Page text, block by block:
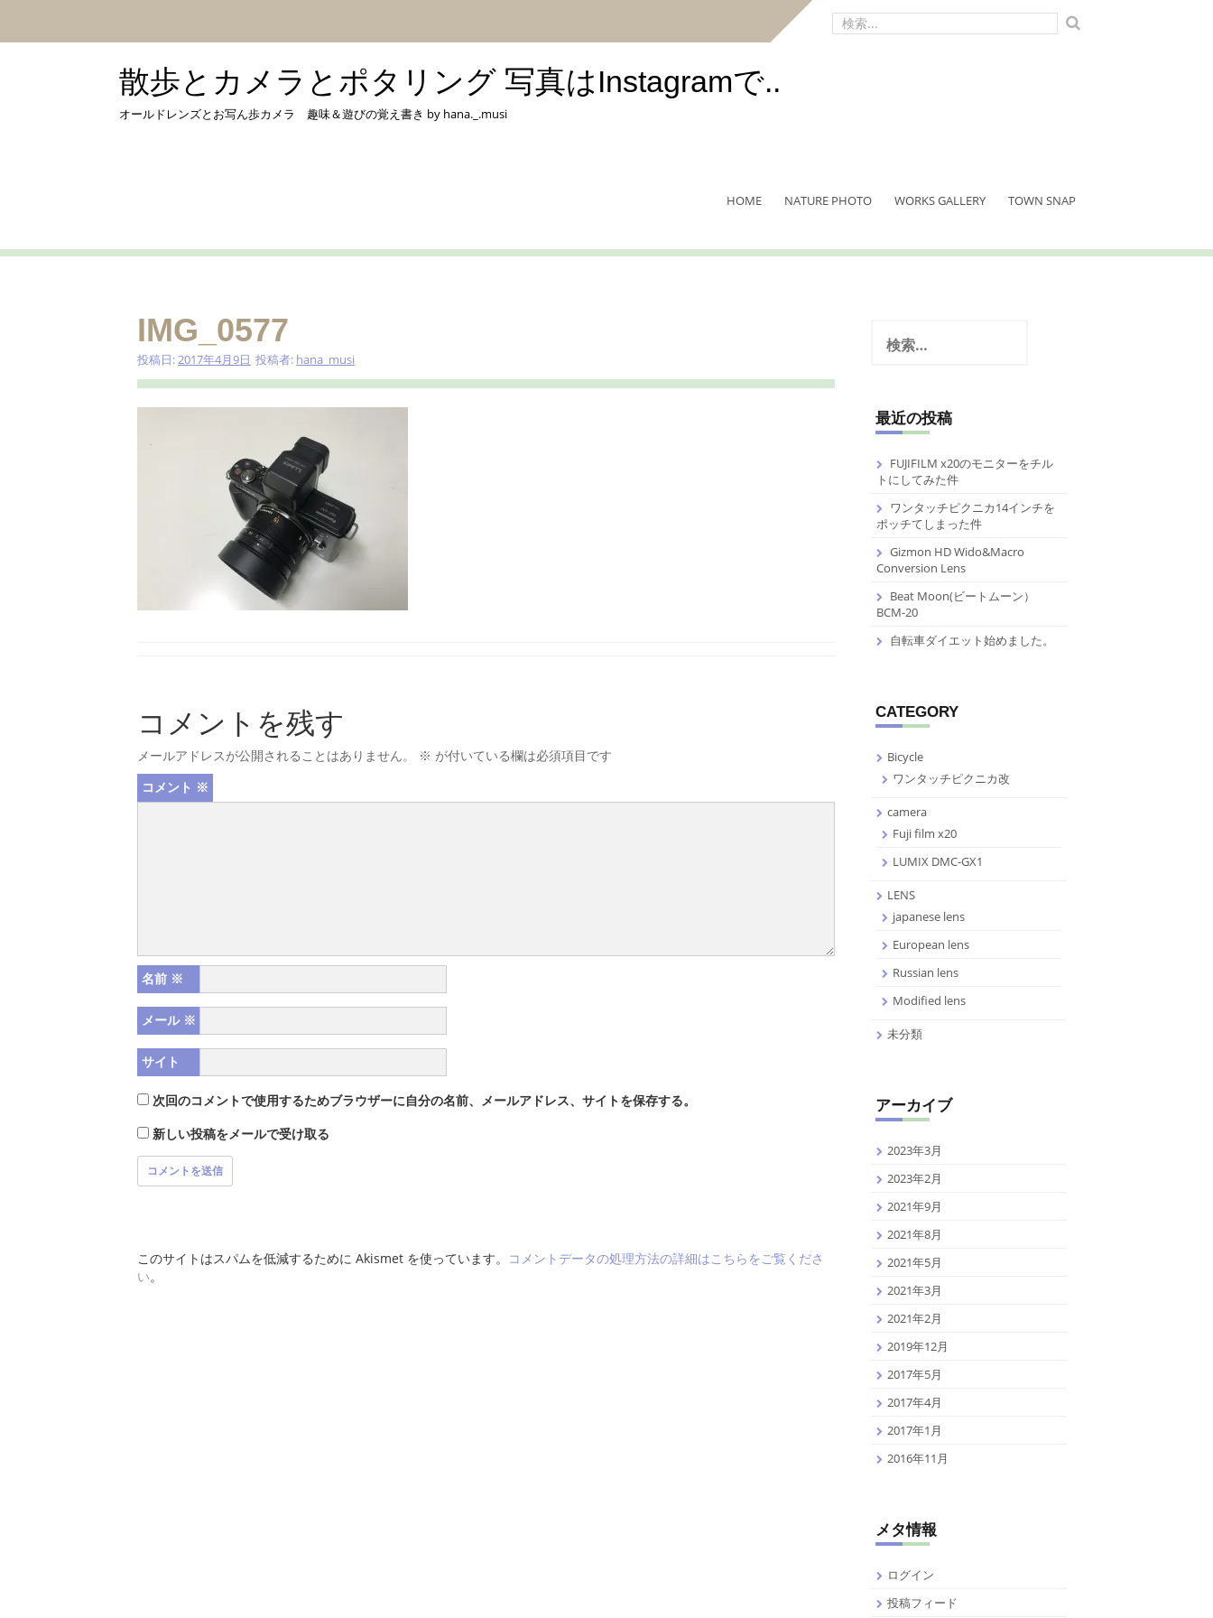
テ
検
索:
散歩とカメラとポタリング 写真はInstagramで..
オールドレンズとお写ん歩カメラ 趣味＆遊びの覚え書き by hana._.musi
HOME NATURE PHOTO WORKS GALLERY TOWN SNAP
IMG_0577
投稿日:2017年4月9日 投稿者: hana_musi
コメントを残す
メールアドレスが公開されることはありません。 ※ が付いている欄は必須項目です
コメント ※
名前 ※
メール ※
サイト
次回のコメントで使用するためブラウザーに自分の名前、メールアドレス、サイトを保存する。
新しい投稿をメールで受け取る
このサイトはスパムを低減するために Akismet を使っています。 コメントデータの処理方法の詳細はこちらをご覧くださ
い。
最近の投稿
FUJIFILM x20のモニターをチル
トにしてみた件
ワンタッチピクニカ14インチを
ポッチてしまった件
Gizmon HD Wido&Macro
Conversion Lens
Beat Moon(ビートムーン）
BCM-20
自転車ダイエット始めました。
CATEGORY
Bicycle
ワンタッチピクニカ改
camera
Fuji film x20
LUMIX DMC-GX1
LENS
japanese lens
European lens
Russian lens
Modified lens
未分類
アーカイブ
2023年3月
2023年2月
2021年9月
2021年8月
2021年5月
2021年3月
2021年2月
2019年12月
2017年5月
2017年4月
2017年1月
2016年11月
メタ情報
ログイン
投稿フィード